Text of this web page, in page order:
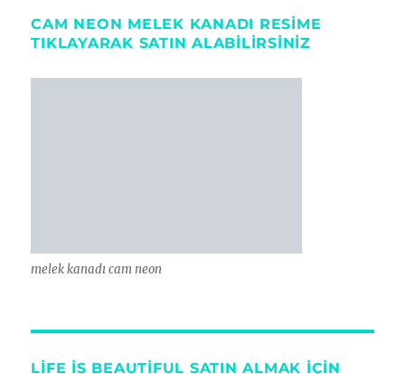
CAM NEON MELEK KANADI RESIME
TIKLAYARAK SATIN ALABILIRSINIZ
melek kanadı cam neon
LIFE IS BEAUTIFUL SATIN ALMAK IÇIN